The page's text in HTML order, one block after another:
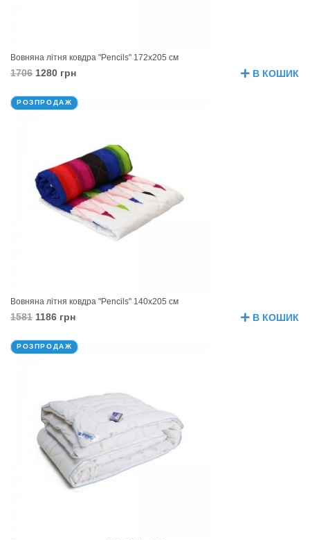
Вовняна літня ковдра "Pencils" 172х205 см
1706 1280 грн В КОШИК
РОЗПРОДАЖ
Вовняна літня ковдра "Pencils" 140х205 см
1581 1186 грн В КОШИК
РОЗПРОДАЖ